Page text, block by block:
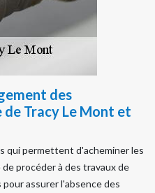
des
Tracy Le Mont et
qui permettent d'acheminer les
procéder à des travaux de
assurer l'absence des